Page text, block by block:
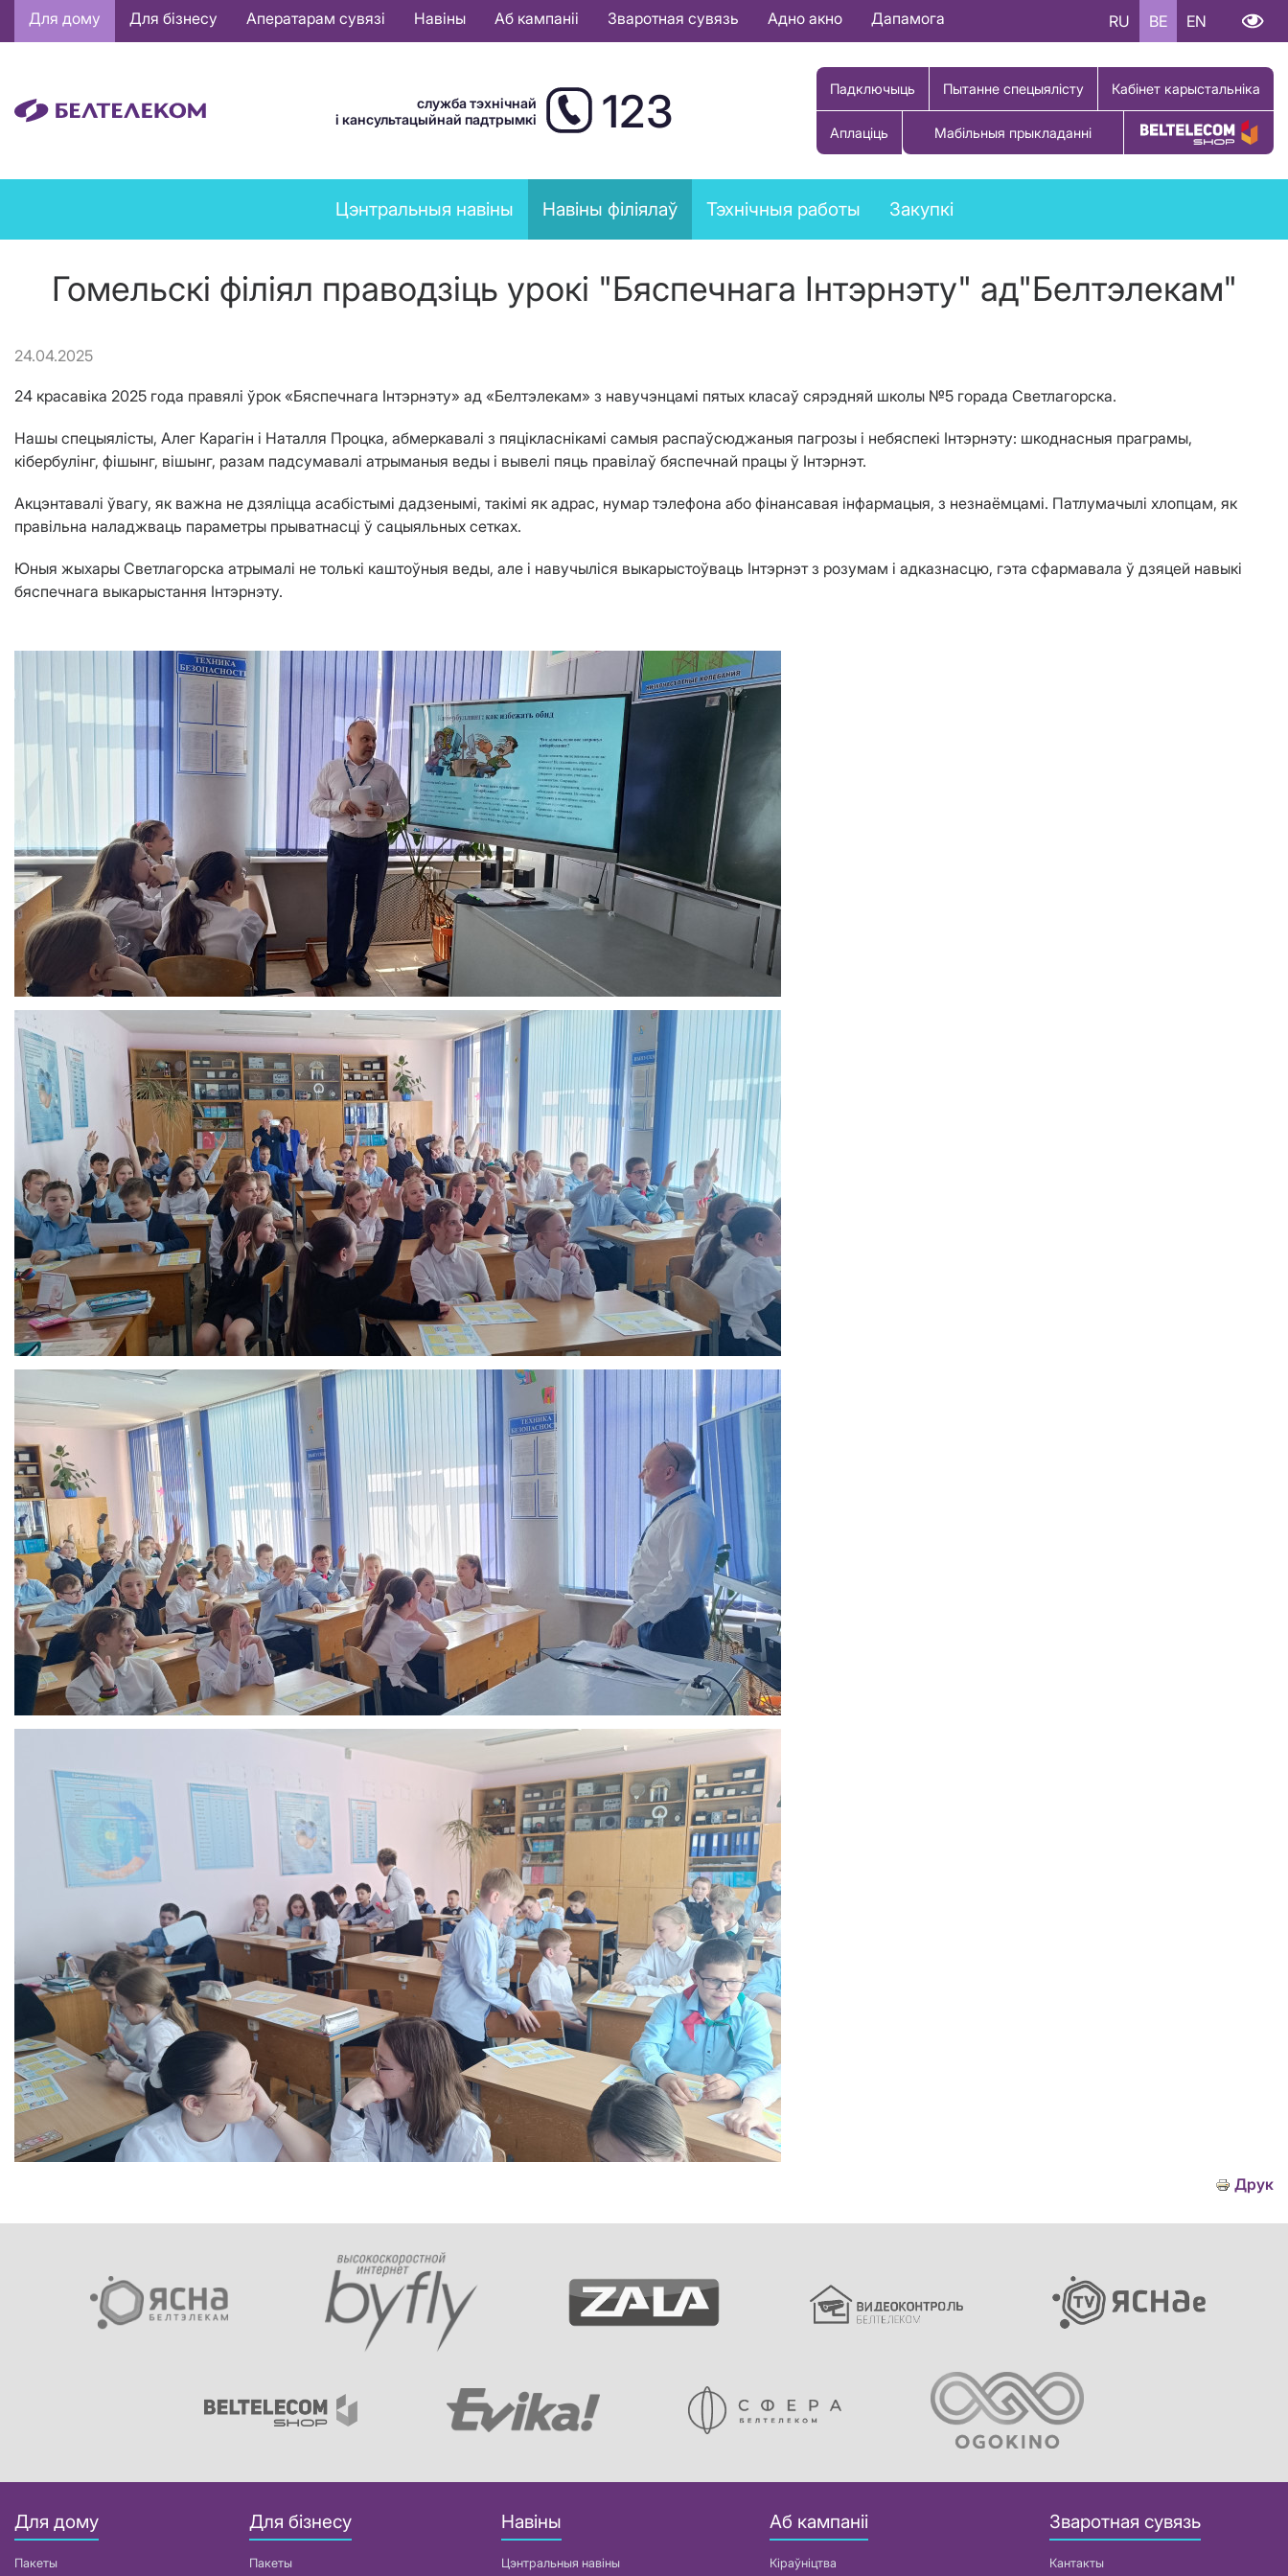
Основная
навигация
Для дому Для бізнесу Аператарам сувязі Навіны Аб кампаніі Зваротная сувязь Адно акно Дапамога RU BE EN
служба тэхнічнай
і кансультацыйнай падтрымкі
123 Падключыць Пытанне спецыялісту Кабінет карыстальніка
Аплаціць Мабільныя прыкладанні Купіць тавар
News
menu
Цэнтральныя навіны Навіны філіялаў Тэхнічныя работы Закупкі
Гомельскі філіял праводзіць урокі "Бяспечнага Інтэрнэту" ад"Белтэлекам"
24.04.2025
24 красавіка 2025 года правялі ўрок «Бяспечнага Інтэрнэту» ад «Белтэлекам» з навучэнцамі пятых класаў сярэдняй школы №5 горада Светлагорска.
Нашы спецыялісты, Алег Карагін і Наталля Процка, абмеркавалі з пяцікласнікамі самыя распаўсюджаныя пагрозы і небяспекі Інтэрнэту: шкоднасныя праграмы,
кібербулінг, фішынг, вішынг, разам падсумавалі атрыманыя веды і вывелі пяць правілаў бяспечнай працы ў Інтэрнэт.
Акцэнтавалі ўвагу, як важна не дзяліцца асабістымі дадзенымі, такімі як адрас, нумар тэлефона або фінансавая інфармацыя, з незнаёмцамі. Патлумачылі хлопцам, як
правільна наладжваць параметры прыватнасці ў сацыяльных сетках.
Юныя жыхары Светлагорска атрымалі не толькі каштоўныя веды, але і навучыліся выкарыстоўваць Інтэрнэт з розумам і адказнасцю, гэта сфармавала ў дзяцей навыкі
бяспечнага выкарыстання Інтэрнэту.
Друк
Для дому
Пакеты
Для бізнесу
Пакеты
Навіны
Цэнтральныя навіны
Аб кампаніі
Кіраўніцтва
Зваротная сувязь
Кантакты